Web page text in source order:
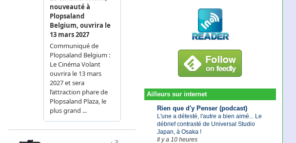
Ailleurs sur internet
Rien que d'y Penser (podcast)
L'une a détesté, l'autre a bien aimé... Le
débrief contrasté de Universal Studio
Japan, à Osaka !
Il y a 10 heures